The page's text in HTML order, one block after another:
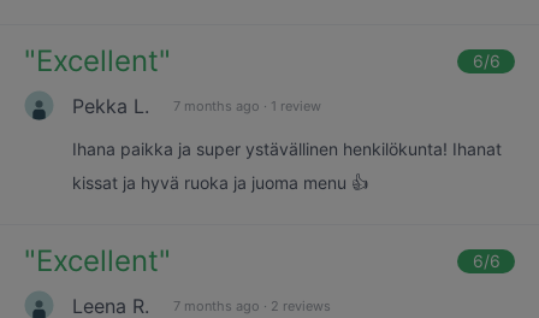
"Excellent" 6/6
Pekka L. 7 months ago · 1 review
Ihana paikka ja super ystävällinen henkilökunta! Ihanat
kissat ja hyvä ruoka ja juoma menu 👍
"Excellent" 6/6
Leena R. 7 months ago · 2 reviews